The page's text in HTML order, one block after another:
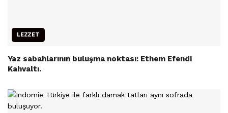
LEZZET
Yaz sabahlarının buluşma noktası: Ethem Efendi
Kahvaltı.